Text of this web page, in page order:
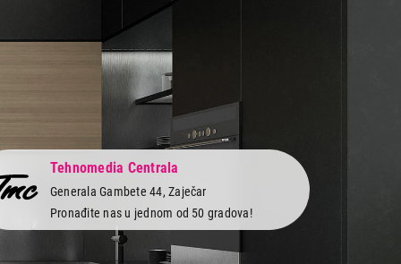
Tehnomedia Centrala
Generala Gambete 44, Zaječar
Pronađite nas u jednom od 50 gradova!